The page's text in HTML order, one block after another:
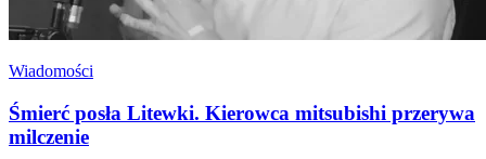
Wiadomości
Śmierć posła Litewki. Kierowca mitsubishi przerywa
milczenie